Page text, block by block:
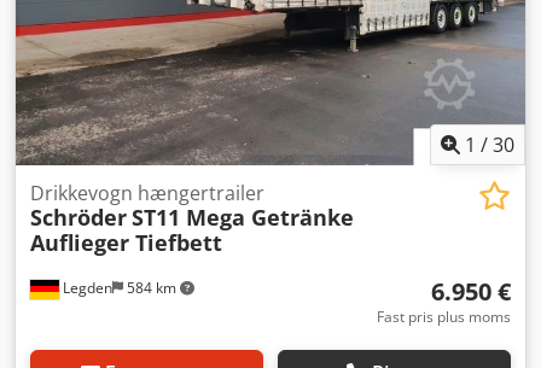
1 /30
Legden 584 km
Drikkevogn hængertrailer
SchröderST11 Mega Getränke
Auflieger Tiefbett
6.950 €
Fast pris plus moms